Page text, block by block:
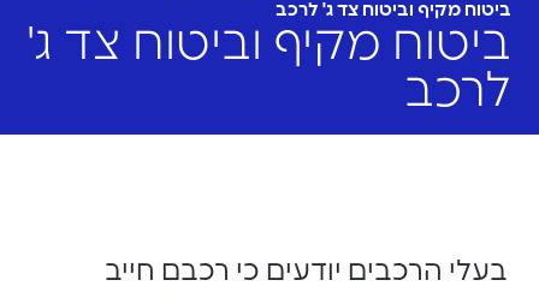
ביטוח מקיף וביטוח צד ג' לרכב
ביטוח מקיף וביטוח צד ג'
לרכב
בעלי הרכבים יודעים כי רכבם חייב